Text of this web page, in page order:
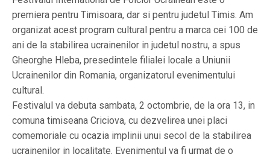
premiera pentru Timisoara, dar si pentru judetul Timis. Am
organizat acest program cultural pentru a marca cei 100 de
ani de la stabilirea ucrainenilor in judetul nostru, a spus
Gheorghe Hleba, presedintele filialei locale a Uniunii
Ucrainenilor din Romania, organizatorul evenimentului
cultural.
Festivalul va debuta sambata, 2 octombrie, de la ora 13, in
comuna timiseana Criciova, cu dezvelirea unei placi
comemoriale cu ocazia implinii unui secol de la stabilirea
ucrainenilor in localitate. Evenimentul va fi urmat de o